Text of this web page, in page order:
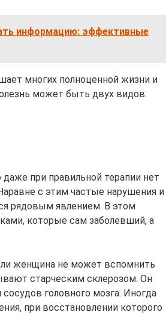
информацию: эффективные
многих полноценной жизни и
может быть двух видов:
при правильной терапии нет
с этим частые нарушения и
рядовым явлением. В этом
которые сам заболевший, а
женщина не может вспомнить
старческим склерозом. Он
головного мозга. Иногда
при восстановлении которого